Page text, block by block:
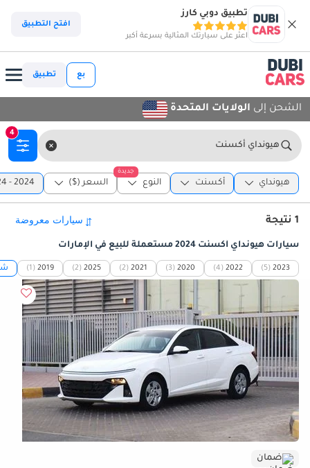
تطبيق دوبي كارز
اعثر على سيارتك المثالية بسرعة أكبر
افتح التطبيق
بع تطبيق
الشحن إلى الولايات المتحدة
هيونداي أكسنت
4
هيونداي أكسنت
جديدة
النوع السعر ($) 2024 - 2024
1 نتيجة
سيارات هيونداي أكسنت 2024 مستعملة للبيع في الإمارات
2023
(5)
2022
(4)
2020
(3)
2021
(2)
2025
(2)
2019
(1)
ضمان